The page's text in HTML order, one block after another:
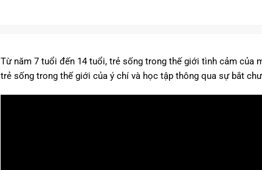
Từ năm 7 tuổi đến 14 tuổi, trẻ sống trong thế giới tình cảm của
trẻ sống trong thế giới của ý chí và học tập thông qua sự bắt